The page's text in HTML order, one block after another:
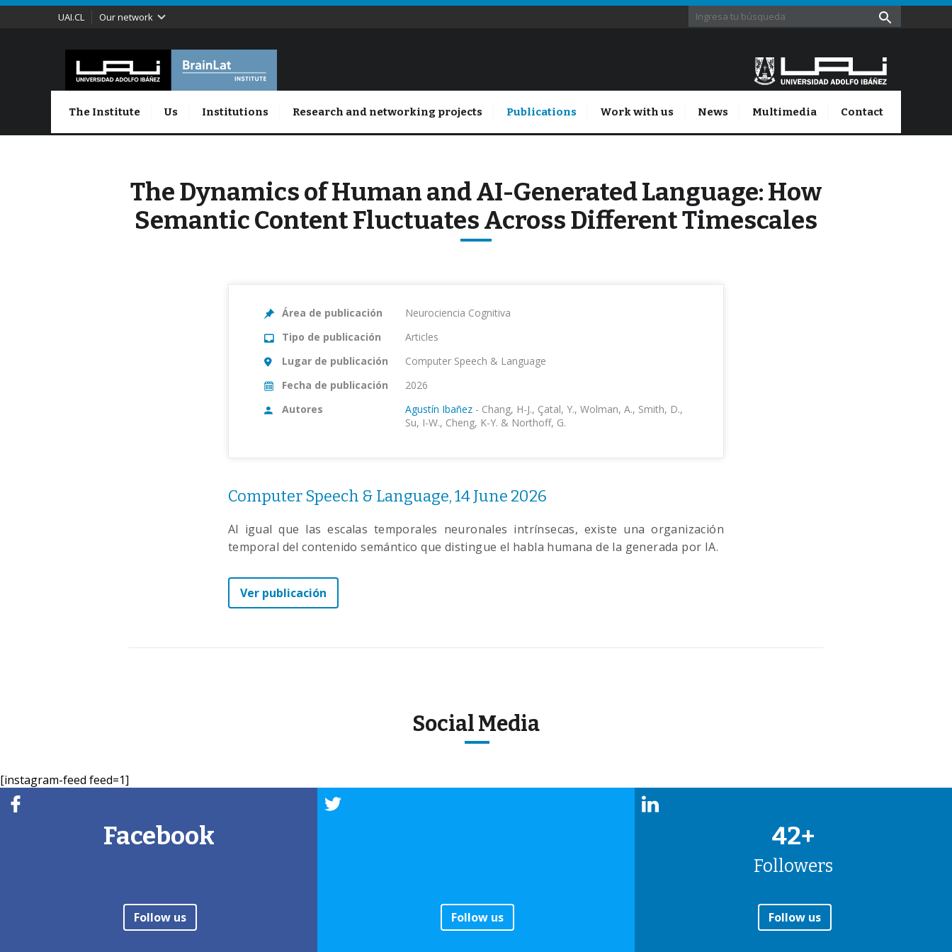
UAI.CL Our network
The Institute Us Institutions Research and networking projects Publications Work with us News Multimedia Contact
The Dynamics of Human and AI-Generated Language: How
Semantic Content Fluctuates Across Different Timescales
Área de publicación
Neurociencia Cognitiva
Tipo de publicación
Articles
Lugar de publicación
Computer Speech & Language
Fecha de publicación
2026
Autores
Agustín Ibañez - Chang, H-J., Çatal, Y., Wolman, A., Smith, D.,
Su, I-W., Cheng, K-Y. & Northoff, G.
Computer Speech & Language, 14 June 2026
Al igual que las escalas temporales neuronales intrínsecas, existe una organización
temporal del contenido semántico que distingue el habla humana de la generada por IA.
Ver publicación
Social Media
[instagram-feed feed=1]
Facebook
Follow us Follow us
42+
Followers
Follow us